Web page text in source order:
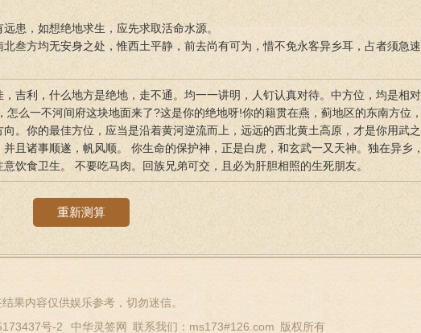
患，如想绝地求生，应先求取活命水源。
叁方均无安身之处，惟西土平静，前去尚有可为，惜不免永客异乡耳，占者须急
吉利，什么地方是绝地，走不通。均一一讲明，人钉认真对待。中方位，均是相
怎么一不河间府这块地面来了?这是你的绝地呀!你的籍贯在燕，蓟地区的东南方位
。你的最佳方位，应当是沿着黄河逆流而上，远远的西北黄土高原，才是你用武之
且诸事顺遂，帆风顺。 你生命的保护神，正是白虎，和玄武一又天神。独在异乡
饮食卫生。 不要吃马肉。回族兄弟可交，且必为肝胆相照的生死朋友。
重新测算
结果内容仅供娱乐参考，切勿迷信。
号-2 中华灵签网 联系我们：ms173#126.com 版权所有